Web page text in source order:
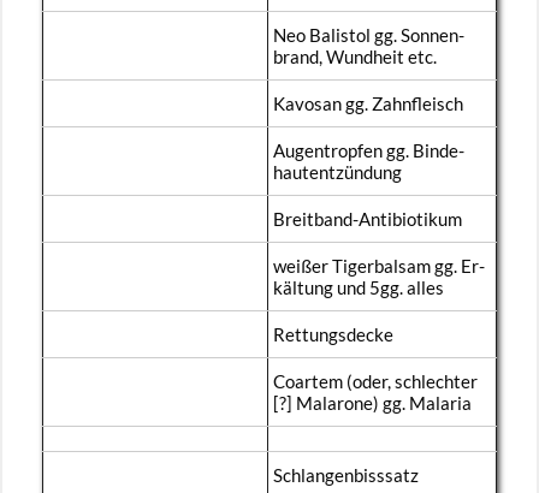
Neo Ba­lis­tol gg. Son­nen­
brand, Wund­heit etc.
Ka­vo­san gg. Zahn­fleisch
Au­gen­trop­fen gg. Bin­de­
haut­ent­zün­dung
Breit­band-An­ti­bio­ti­kum
wei­ßer Ti­ger­bal­sam gg. Er­
käl­tung und 5gg. alles
Ret­tungs­de­cke
Co­ar­tem (oder, schlech­ter
[?] Ma­la­ro­ne) gg. Ma­la­ria
Schlan­gen­biss­satz